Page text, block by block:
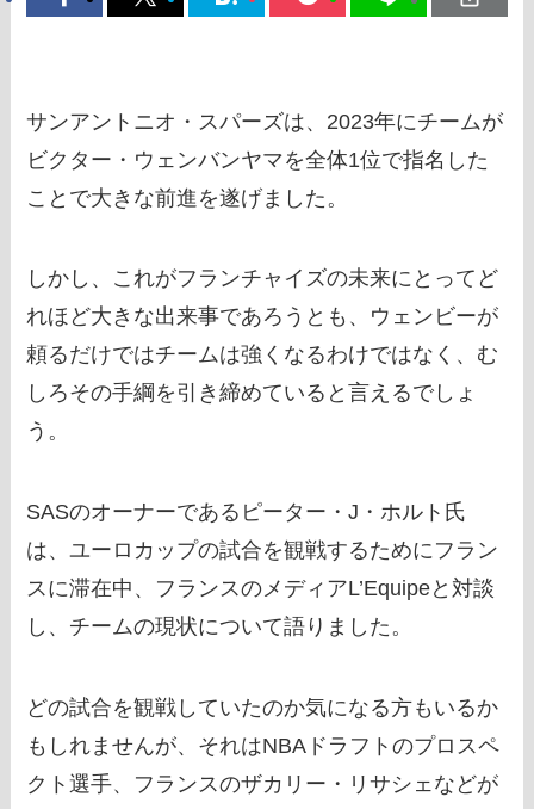
サンアントニオ・スパーズは、2023年にチームが
ビクター・ウェンバンヤマを全体1位で指名した
ことで大きな前進を遂げました。
しかし、これがフランチャイズの未来にとってど
れほど大きな出来事であろうとも、ウェンビーが
頼るだけではチームは強くなるわけではなく、む
しろその手綱を引き締めていると言えるでしょ
う。
SASのオーナーであるピーター・J・ホルト氏
は、ユーロカップの試合を観戦するためにフラン
スに滞在中、フランスのメディアL’Equipeと対談
し、チームの現状について語りました。
どの試合を観戦していたのか気になる方もいるか
もしれませんが、それはNBAドラフトのプロスペ
クト選手、フランスのザカリー・リサシェなどが